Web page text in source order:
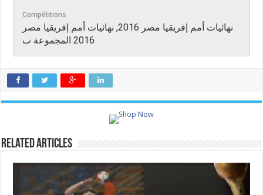
Compétitions
نهائيات أمم إفريقيا مصر 2016, نهائيات أمم إفريقيا مصر
2016 المجموعة ب
Related Articles